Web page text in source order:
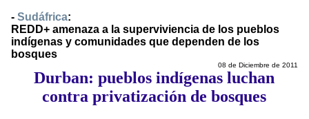
- Sudáfrica:
REDD+ amenaza a la superviviencia de los pueblos
indígenas y comunidades que dependen de los
bosques
08 de Diciembre de 2011
Durban: pueblos indígenas luchan
contra privatización de bosques